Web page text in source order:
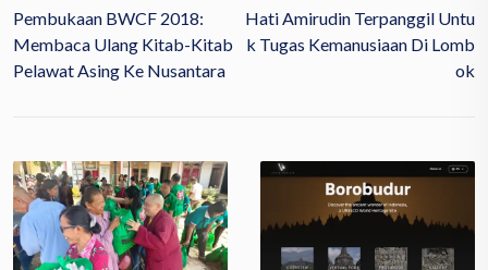
Pembukaan BWCF 2018:
Membaca Ulang Kitab-Kitab
Pelawat Asing Ke Nusantara
Hati Amirudin Terpanggil Untu
K Tugas Kemanusiaan Di Lomb
Ok